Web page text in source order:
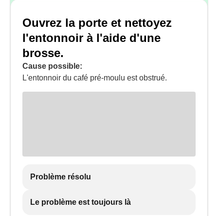
Ouvrez la porte et nettoyez
l'entonnoir à l'aide d'une
brosse.
Cause possible:
L'entonnoir du café pré-moulu est obstrué.
Problème résolu
Le problème est toujours là